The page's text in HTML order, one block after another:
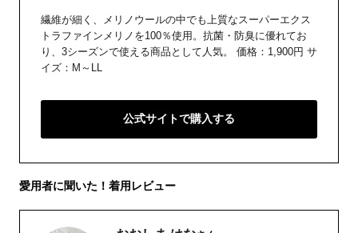
繊維が細く、メリノウールの中でも上質なスーパーエクス
トラファインメリノを100％使用。抗菌・防臭に優れてお
り、3シーズンで使える商品として人気。 価格：1,900円 サ
イズ：M～LL
公式サイトで購入する
愛用者に聞いた！着用レビュー